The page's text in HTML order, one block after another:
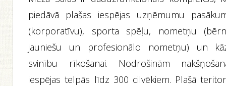
piedāvā plašas iespējas uzņēmumu
(korporatīvu), sporta spēļu, nometņu
jauniešu un profesionālo nometņu) un
svinību rīkošanai. Nodrošinām
iespējas telpās līdz 300 cilvēkiem. Plašā